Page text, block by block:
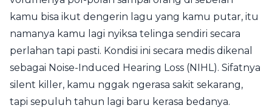
kamu bisa ikut dengerin lagu yang kamu putar, itu
namanya kamu lagi nyiksa telinga sendiri secara
perlahan tapi pasti. Kondisi ini secara medis dikenal
sebagai Noise-Induced Hearing Loss (NIHL). Sifatnya
silent killer, kamu nggak ngerasa sakit sekarang,
tapi sepuluh tahun lagi baru kerasa bedanya.